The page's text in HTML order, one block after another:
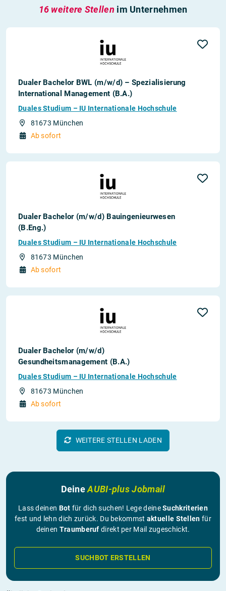
16 weitere Stellen im Unternehmen
Dualer Bachelor BWL (m/w/d) – Spezialisierung
International Management (B.A.)
Duales Studium – IU Internationale Hochschule
81673 München
Ab sofort
Dualer Bachelor (m/w/d) Bauingenieurwesen
(B.Eng.)
Duales Studium – IU Internationale Hochschule
81673 München
Ab sofort
Dualer Bachelor (m/w/d)
Gesundheitsmanagement (B.A.)
Duales Studium – IU Internationale Hochschule
81673 München
Ab sofort
WEITERE STELLEN LADEN
DeineAUBI-plus Jobmail
Lass deinen Bot für dich suchen! Lege deineSuchkriterien
fest und lehn dich zurück. Du bekommst aktuelle Stellen für
deinen Traumberuf direkt per Mail zugeschickt.
SUCHBOT ERSTELLEN